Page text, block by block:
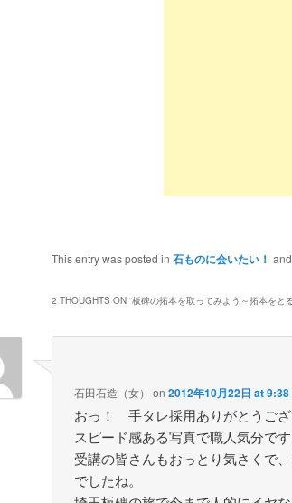
This entry was posted in 石ものに会いたい！
2 THOUGHTS ON “板碑の拓本を取ってみよう～拓本をと
石田石造（女） on2012年10月22日 at
おっ！ 手タレ採用ありがとうござ
スピード感ある写真で職人気分で
受講の皆さんもおっとり気さくで
でしたね。